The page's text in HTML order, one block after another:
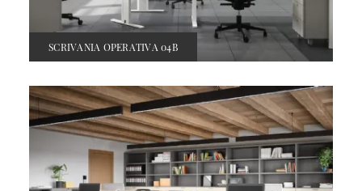
SCRIVANIA OPERATIVA 04B